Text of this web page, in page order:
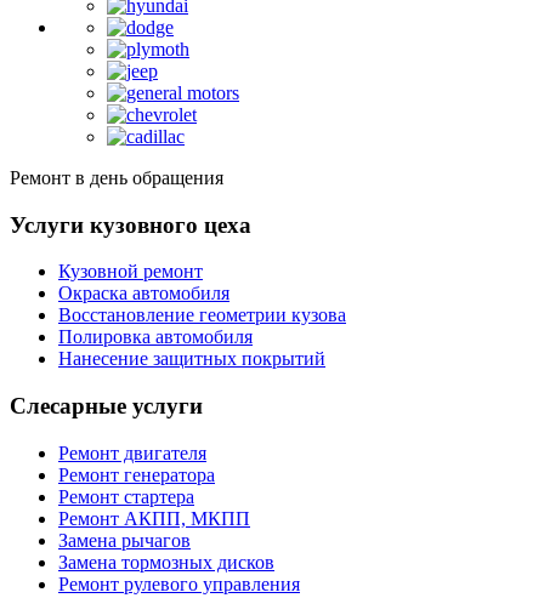
Ремонт в день обращения
Услуги кузовного цеха
Кузовной ремонт
Окраска автомобиля
Восстановление геометрии кузова
Полировка автомобиля
Нанесение защитных покрытий
Слесарные услуги
Ремонт двигателя
Ремонт генератора
Ремонт стартера
Ремонт АКПП, МКПП
Замена рычагов
Замена тормозных дисков
Ремонт рулевого управления